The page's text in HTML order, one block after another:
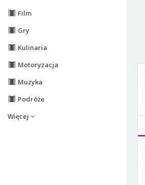
Film
Gry
Kulinaria
Motoryzacja
Muzyka
Podróże
Więcej